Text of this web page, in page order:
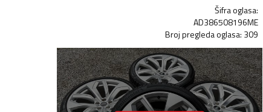
Šifra oglasa:
AD386508196ME
Broj pregleda oglasa: 309